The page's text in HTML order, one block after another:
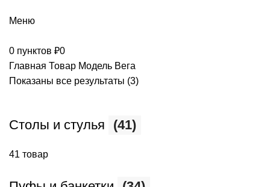
Меню
0 пунктов ₽0
Главная Товар Модель Вега
Показаны все результаты (3)
Столы и стулья (41)
41 товар